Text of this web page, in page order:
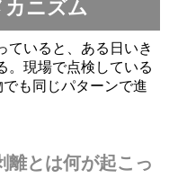
カニズム
ていると、ある日いき
。現場で点検している
でも同じパターンで進
離とは何が起こっ